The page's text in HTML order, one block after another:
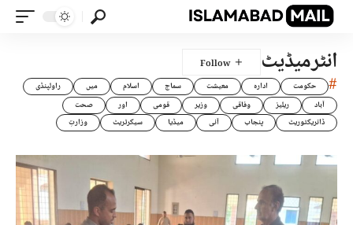
انٹرمیڈیٹ
# حکومت ادارہ معیشت سماج اسلام میں
راولپنڈی
آباد
ریلیز وفاقی وزیر قومی اور
صحت
ڈائریکٹوریٹ
پنجاب آئی میڈیا سیکرٹریٹ وزارتِ